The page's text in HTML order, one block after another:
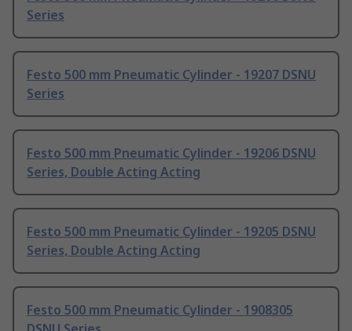
Series
Festo 500 mm Pneumatic Cylinder - 19207 DSNU
Series
Festo 500 mm Pneumatic Cylinder - 19206 DSNU
Series, Double Acting Acting
Festo 500 mm Pneumatic Cylinder - 19205 DSNU
Series, Double Acting Acting
Festo 500 mm Pneumatic Cylinder - 1908305